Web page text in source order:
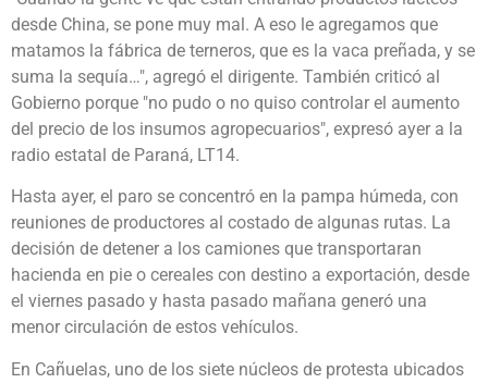
desde China, se pone muy mal. A eso le agregamos que
matamos la fábrica de terneros, que es la vaca preñada, y se
suma la sequía…", agregó el dirigente. También criticó al
Gobierno porque "no pudo o no quiso controlar el aumento
del precio de los insumos agropecuarios", expresó ayer a la
radio estatal de Paraná, LT14.
Hasta ayer, el paro se concentró en la pampa húmeda, con
reuniones de productores al costado de algunas rutas. La
decisión de detener a los camiones que transportaran
hacienda en pie o cereales con destino a exportación, desde
el viernes pasado y hasta pasado mañana generó una
menor circulación de estos vehículos.
En Cañuelas, uno de los siete núcleos de protesta ubicados